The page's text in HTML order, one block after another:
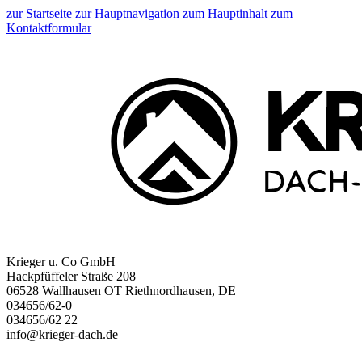
zur Startseite zur Hauptnavigation zum Hauptinhalt zum
Kontaktformular
Krieger u. Co GmbH
Hackpfüffeler Straße 208
06528 Wallhausen OT Riethnordhausen, DE
034656/62-0
034656/62 22
info@krieger-dach.de